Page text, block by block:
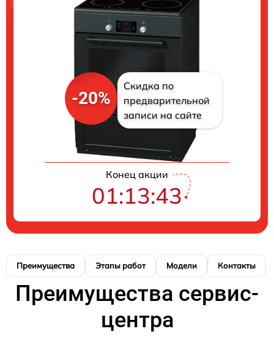
-20%
Скидка по
предварительной
записи на сайте
Конец акции
01:13:42
Преимущества Этапы работ Модели Контакты
Преимущества сервис-
центра